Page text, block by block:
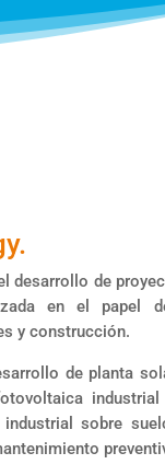
desarrollo de
en el papel
y construcción.
de planta
sobre